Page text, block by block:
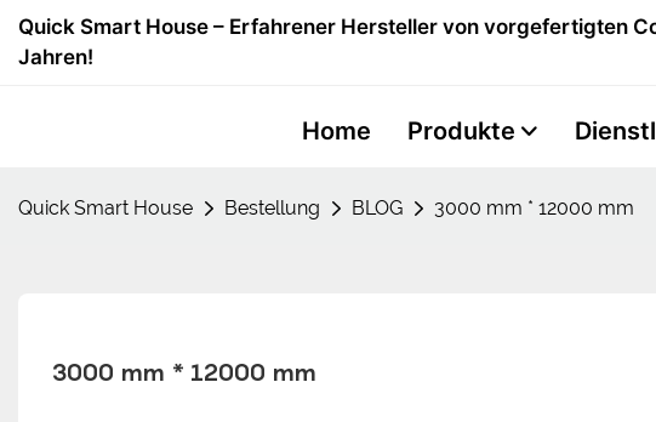
Quick Smart House – Erfahrener Hersteller von vorgefertigten
Jahren!
Home Produkte
Quick Smart House Bestellung BLOG 3000 mm * 12000 mm
3000 mm * 12000 mm